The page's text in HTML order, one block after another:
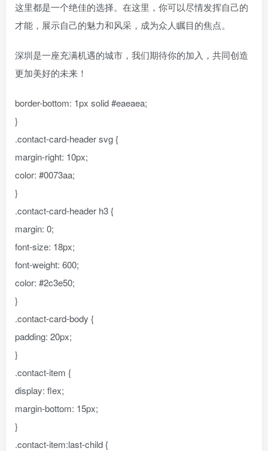
这里都是一个绝佳的选择。在这里，你可以尽情发挥自己的
才能，展示自己的魅力和风采，成为众人瞩目的焦点。
深圳是一座充满机遇的城市，我们期待你的加入，共同创造
更加美好的未来！
border-bottom: 1px solid #eaeaea;
}
.contact-card-header svg {
margin-right: 10px;
color: #0073aa;
}
.contact-card-header h3 {
margin: 0;
font-size: 18px;
font-weight: 600;
color: #2c3e50;
}
.contact-card-body {
padding: 20px;
}
.contact-item {
display: flex;
margin-bottom: 15px;
}
.contact-item:last-child {